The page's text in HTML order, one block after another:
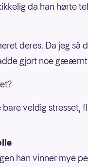
da han hørte
deres. Da jeg så
gjort noe
veldig stresset,
han vinner mye